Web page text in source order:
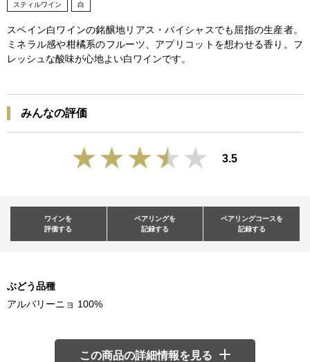
スティルワイン 白
スペイン白ワインの銘醸地リアス・バイシャスでも屈指の生産者。
ミネラル感や柑橘系のフルーツ、アプリコットを想わせる香り。フ
レッシュな酸味が心地よい白ワインです。
みんなの評価
3.5
ワインを
評価する
ペアリングを
記録する
ペアリングコースを
記録する
ぶどう品種
アルバリーニョ 100%
この商品の詳細情報を見る